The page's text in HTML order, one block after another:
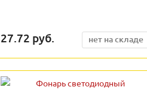
27.72 руб. нет на складе